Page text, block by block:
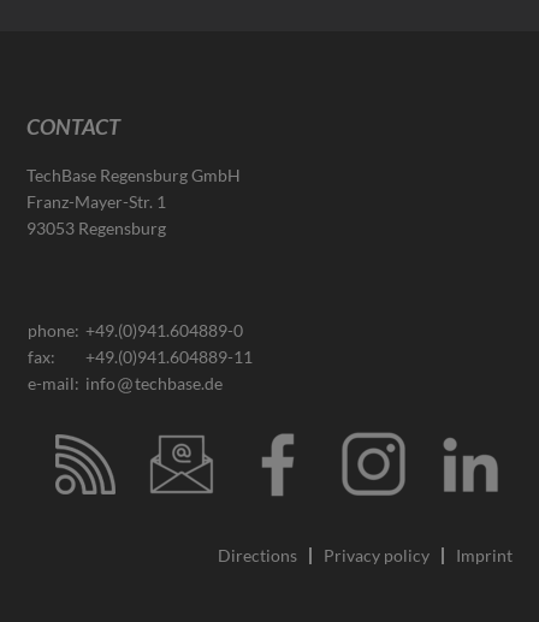
CONTACT
TechBase Regensburg GmbH
Franz-Mayer-Str. 1
93053 Regensburg
phone:
fax:
e-mail:
+49.(0)941.604889-0
+49.(0)941.604889-11
info
techbase.de
Directions Privacy policy Imprint